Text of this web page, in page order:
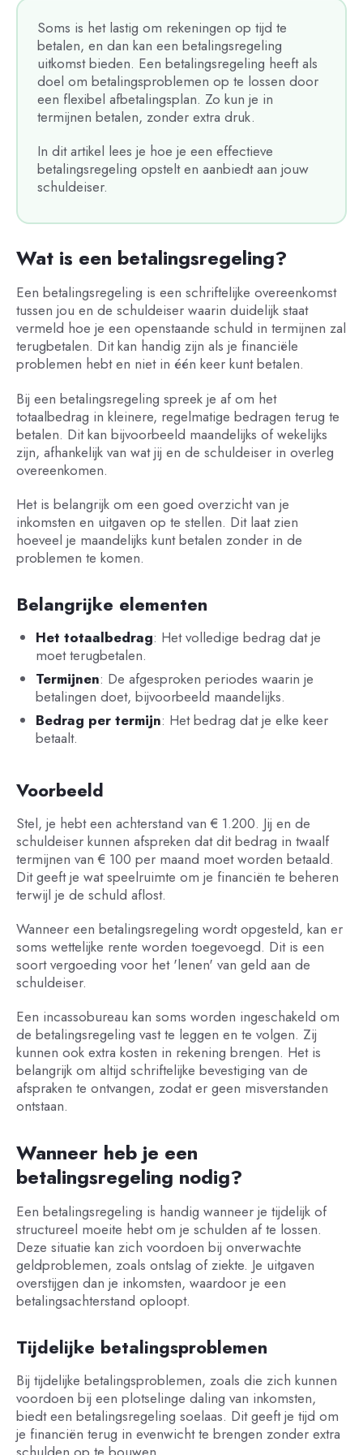
Soms is het lastig om rekeningen op tijd te
betalen, en dan kan een betalingsregeling
uitkomst bieden. Een betalingsregeling heeft als
doel om betalingsproblemen op te lossen door
een flexibel afbetalingsplan. Zo kun je in
termijnen betalen, zonder extra druk.
In dit artikel lees je hoe je een effectieve
betalingsregeling opstelt en aanbiedt aan jouw
schuldeiser.
Wat is een betalingsregeling?
Een betalingsregeling is een schriftelijke overeenkomst
tussen jou en de schuldeiser waarin duidelijk staat
vermeld hoe je een openstaande schuld in termijnen zal
terugbetalen. Dit kan handig zijn als je financiële
problemen hebt en niet in één keer kunt betalen.
Bij een betalingsregeling spreek je af om het
totaalbedrag in kleinere, regelmatige bedragen terug te
betalen. Dit kan bijvoorbeeld maandelijks of wekelijks
zijn, afhankelijk van wat jij en de schuldeiser in overleg
overeenkomen.
Het is belangrijk om een goed overzicht van je
inkomsten en uitgaven op te stellen. Dit laat zien
hoeveel je maandelijks kunt betalen zonder in de
problemen te komen.
Belangrijke elementen
Het totaalbedrag: Het volledige bedrag dat je
moet terugbetalen.
Termijnen: De afgesproken periodes waarin je
betalingen doet, bijvoorbeeld maandelijks.
Bedrag per termijn: Het bedrag dat je elke keer
betaalt.
Voorbeeld
Stel, je hebt een achterstand van € 1.200. Jij en de
schuldeiser kunnen afspreken dat dit bedrag in twaalf
termijnen van € 100 per maand moet worden betaald.
Dit geeft je wat speelruimte om je financiën te beheren
terwijl je de schuld aflost.
Wanneer een betalingsregeling wordt opgesteld, kan er
soms wettelijke rente worden toegevoegd. Dit is een
soort vergoeding voor het 'lenen' van geld aan de
schuldeiser.
Een incassobureau kan soms worden ingeschakeld om
de betalingsregeling vast te leggen en te volgen. Zij
kunnen ook extra kosten in rekening brengen. Het is
belangrijk om altijd schriftelijke bevestiging van de
afspraken te ontvangen, zodat er geen misverstanden
ontstaan.
Wanneer heb je een
betalingsregeling nodig?
Een betalingsregeling is handig wanneer je tijdelijk of
structureel moeite hebt om je schulden af te lossen.
Deze situatie kan zich voordoen bij onverwachte
geldproblemen, zoals ontslag of ziekte. Je uitgaven
overstijgen dan je inkomsten, waardoor je een
betalingsachterstand oploopt.
Tijdelijke betalingsproblemen
Bij tijdelijke betalingsproblemen, zoals die zich kunnen
voordoen bij een plotselinge daling van inkomsten,
biedt een betalingsregeling soelaas. Dit geeft je tijd om
je financiën terug in evenwicht te brengen zonder extra